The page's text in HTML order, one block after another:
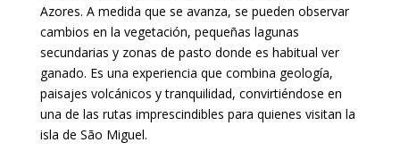
Azores. A medida que se avanza, se pueden observar
cambios en la vegetación, pequeñas lagunas
secundarias y zonas de pasto donde es habitual ver
ganado. Es una experiencia que combina geología,
paisajes volcánicos y tranquilidad, convirtiéndose en
una de las rutas imprescindibles para quienes visitan la
isla de São Miguel.